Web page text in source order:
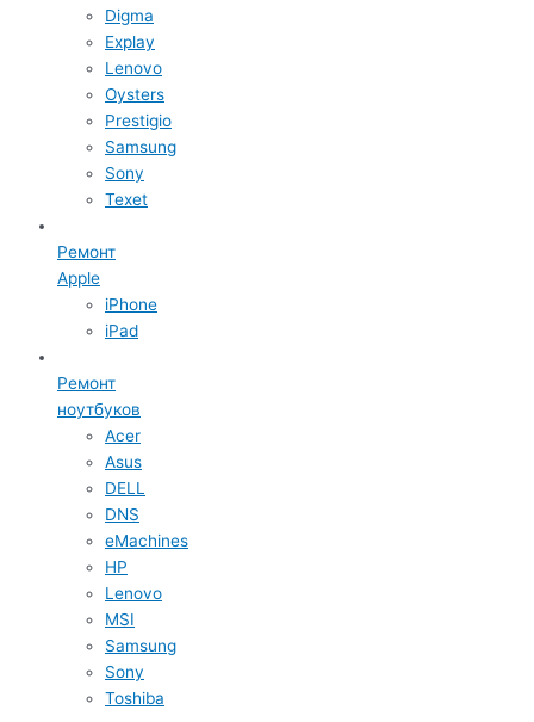
Digma
Explay
Lenovo
Oysters
Prestigio
Samsung
Sony
Texet
Ремонт
Apple
iPhone
iPad
Ремонт
ноутбуков
Acer
Asus
DELL
DNS
eMachines
HP
Lenovo
MSI
Samsung
Sony
Toshiba